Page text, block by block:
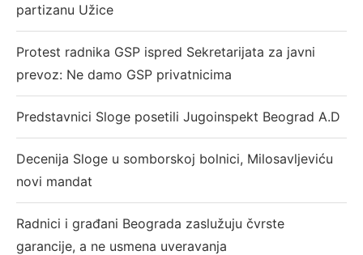
partizanu Užice
Protest radnika GSP ispred Sekretarijata za javni
prevoz: Ne damo GSP privatnicima
Predstavnici Sloge posetili Jugoinspekt Beograd A.D
Decenija Sloge u somborskoj bolnici, Milosavljeviću
novi mandat
Radnici i građani Beograda zaslužuju čvrste
garancije, a ne usmena uveravanja